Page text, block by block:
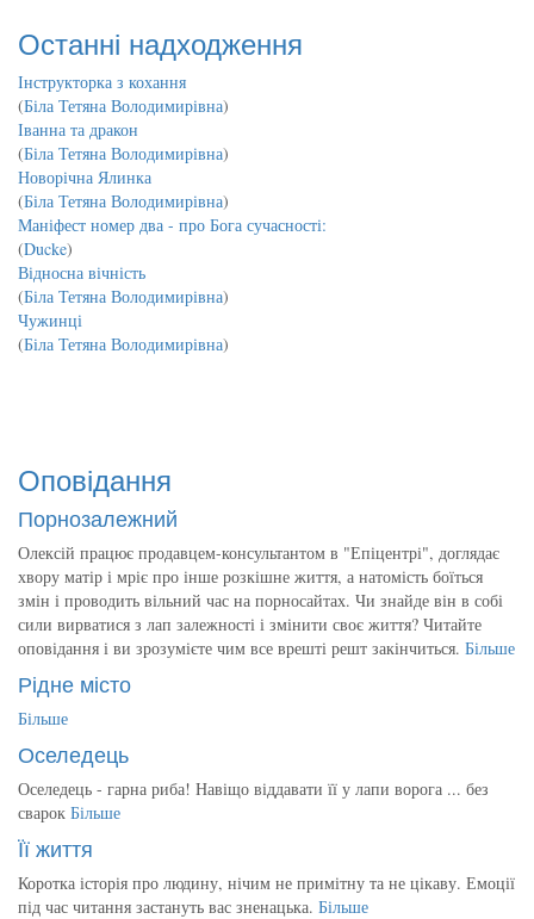
Останні надходження
Інструкторка з кохання
(Біла Тетяна Володимирівна)
Іванна та дракон
(Біла Тетяна Володимирівна)
Новорічна Ялинка
(Біла Тетяна Володимирівна)
Маніфест номер два - про Бога сучасності:
(Ducke)
Відносна вічність
(Біла Тетяна Володимирівна)
Чужинці
(Біла Тетяна Володимирівна)
Оповідання
Порнозалежний
Олексій працює продавцем-консультантом в "Епіцентрі", доглядає
хвору матір і мріє про інше розкішне життя, а натомість боїться
змін і проводить вільний час на порносайтах. Чи знайде він в собі
сили вирватися з лап залежності і змінити своє життя? Читайте
оповідання і ви зрозумієте чим все врешті решт закінчиться. Більше
Рідне місто
Більше
Оселедець
Оселедець - гарна риба! Навіщо віддавати її у лапи ворога ... без
сварок Більше
Її життя
Коротка історія про людину, нічим не примітну та не цікаву. Емоції
під час читання застануть вас зненацька. Більше